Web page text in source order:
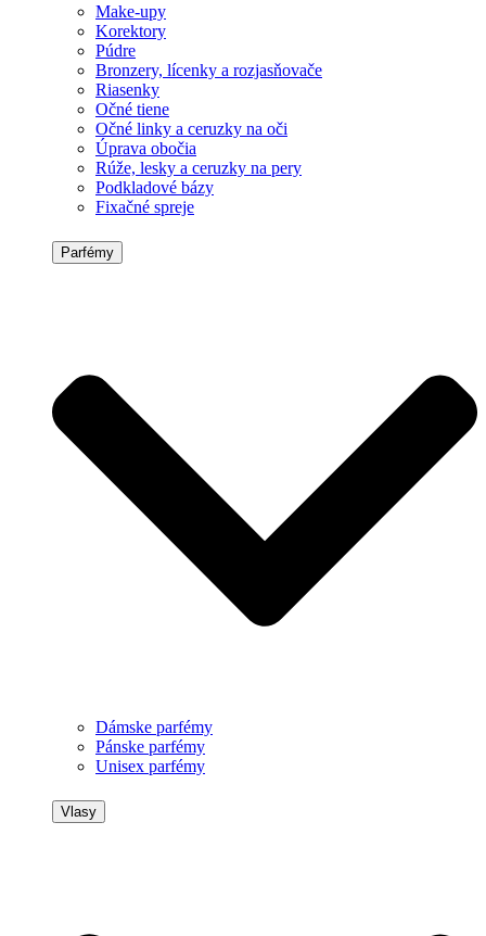
Make-upy
Korektory
Púdre
Bronzery, lícenky a rozjasňovače
Riasenky
Očné tiene
Očné linky a ceruzky na oči
Úprava obočia
Rúže, lesky a ceruzky na pery
Podkladové bázy
Fixačné spreje
Parfémy
Dámske parfémy
Pánske parfémy
Unisex parfémy
Vlasy